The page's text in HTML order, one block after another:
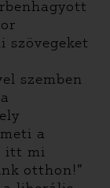
szövegeket
szemben
a
itt mi
otthon!”